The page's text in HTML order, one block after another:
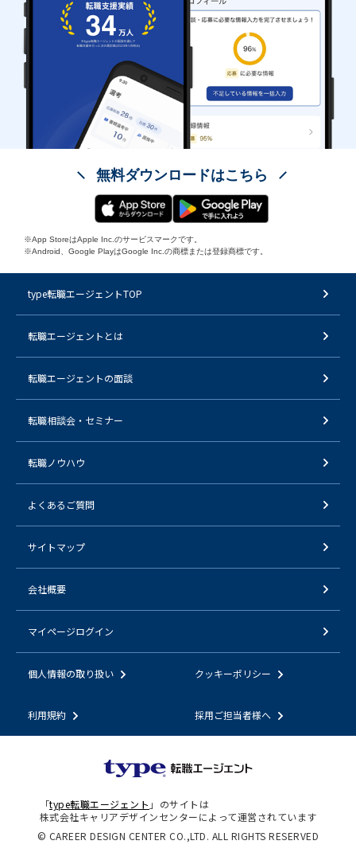
無料ダウンロードはこちら
※App StoreはApple Inc.のサービスマークです。
※Android、Google PlayはGoogle Inc.の商標または登録商標です。
type転職エージェントTOP
転職エージェントとは
転職エージェントの面談
転職相談会・セミナー
転職ノウハウ
よくあるご質問
サイトマップ
会社概要
マイページログイン
個人情報の取り扱い クッキーポリシー
利用規約 採用ご担当者様へ
「type転職エージェント 」のサイトは
株式会社キャリアデザインセンターによって運営されています
© CAREER DESIGN CENTER CO.,LTD. ALL RIGHTS RESERVED